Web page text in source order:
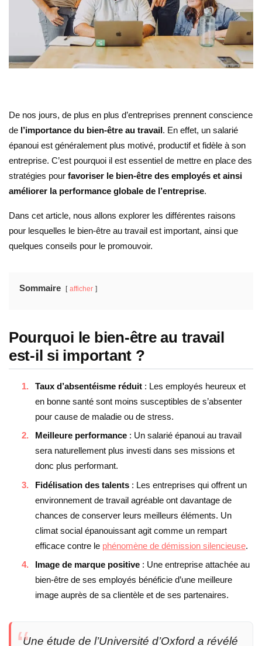
De nos jours, de plus en plus d’entreprises prennent conscience
de l’importance du bien-être au travail. En effet, un salarié
épanoui est généralement plus motivé, productif et fidèle à son
entreprise. C’est pourquoi il est essentiel de mettre en place des
stratégies pour favoriser le bien-être des employés et ainsi
améliorer la performance globale de l’entreprise.
Dans cet article, nous allons explorer les différentes raisons
pour lesquelles le bien-être au travail est important, ainsi que
quelques conseils pour le promouvoir.
Sommaire afficher
Pourquoi le bien-être au travail
est-il si important ?
Taux d’absentéisme réduit: Les employés heureux et
en bonne santé sont moins susceptibles de s’absenter
pour cause de maladie ou de stress.
Meilleure performance: Un salarié épanoui au travail
sera naturellement plus investi dans ses missions et
donc plus performant.
Fidélisation des talents: Les entreprises qui offrent un
environnement de travail agréable ont davantage de
chances de conserver leurs meilleurs éléments. Un
climat social épanouissant agit comme un rempart
efficace contre le phénomène de démission silencieuse.
Image de marque positive: Une entreprise attachée au
bien-être de ses employés bénéficie d’une meilleure
image auprès de sa clientèle et de ses partenaires.
Une étude de l’Université d’Oxford a révélé